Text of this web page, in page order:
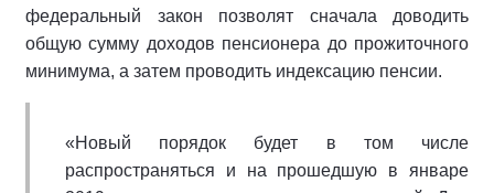
федеральный закон позволят сначала доводить
общую сумму доходов пенсионера до прожиточного
минимума, а затем проводить индексацию пенсии.
«Новый порядок будет в том числе
распространяться и на прошедшую в январе